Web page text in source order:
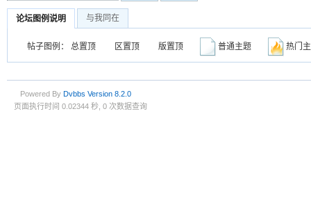
论坛图例说明 与我同在
帖子图例： 总置顶 区置顶 版置顶 普通主题 热
Powered By Dvbbs Version 8.2.0
页面执行时间 0.02344 秒, 0 次数据查询